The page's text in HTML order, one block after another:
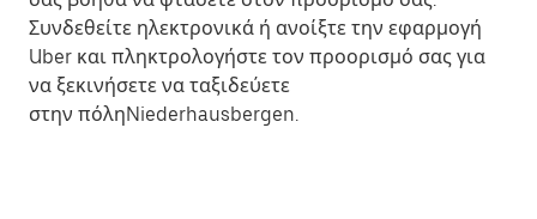
Συνδεθείτε ηλεκτρονικά ή ανοίξτε την εφαρμογή
Uber και πληκτρολογήστε τον προορισμό σας για
να ξεκινήσετε να ταξιδεύετε
στην πόληNiederhausbergen.